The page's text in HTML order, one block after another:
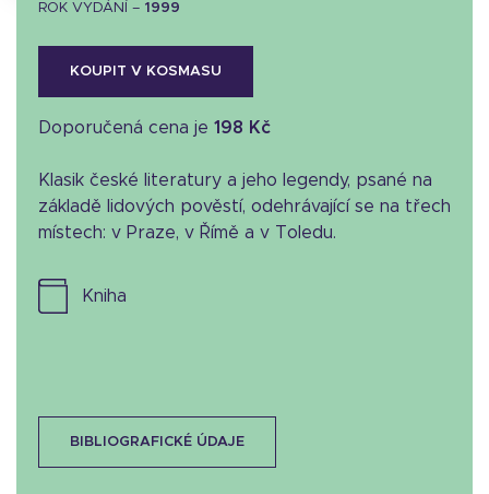
ROK VYDÁNÍ – 1999
KOUPIT V KOSMASU
Doporučená cena je 198 Kč
Klasik české literatury a jeho legendy, psané na
základě lidových pověstí, odehrávající se na třech
místech: v Praze, v Římě a v Toledu.
kniha
BIBLIOGRAFICKÉ ÚDAJE